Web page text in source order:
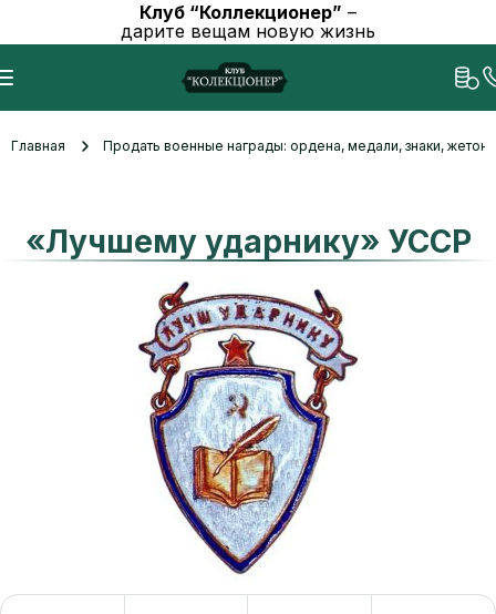
Клуб “Коллекционер” –
дарите вещам новую жизнь
Главная Продать военные награды: ордена, медали, знаки,
«Лучшему ударнику» УССР